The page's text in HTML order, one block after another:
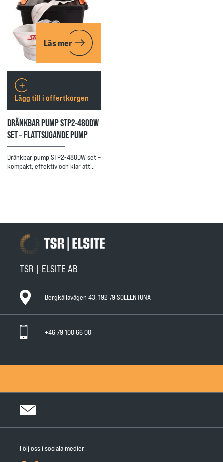
Läs mer
DRÄNKBAR PUMP STP2-480DW
SET – FLATTSUGANDE PUMP
Dränkbar pump STP2-480DW set –
kompakt, effektiv och klar att…
Lägg till i offertkorgen
TSR | ELSITE AB
Bergkällavägen 43, 192 79 SOLLENTUNA
+46 79 100 66 00
Följ oss i sociala medier: